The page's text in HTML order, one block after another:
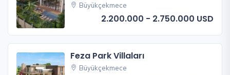
Büyükçekmece
2.200.000 - 2.750.000 USD
Feza Park Villaları
Büyükçekmece